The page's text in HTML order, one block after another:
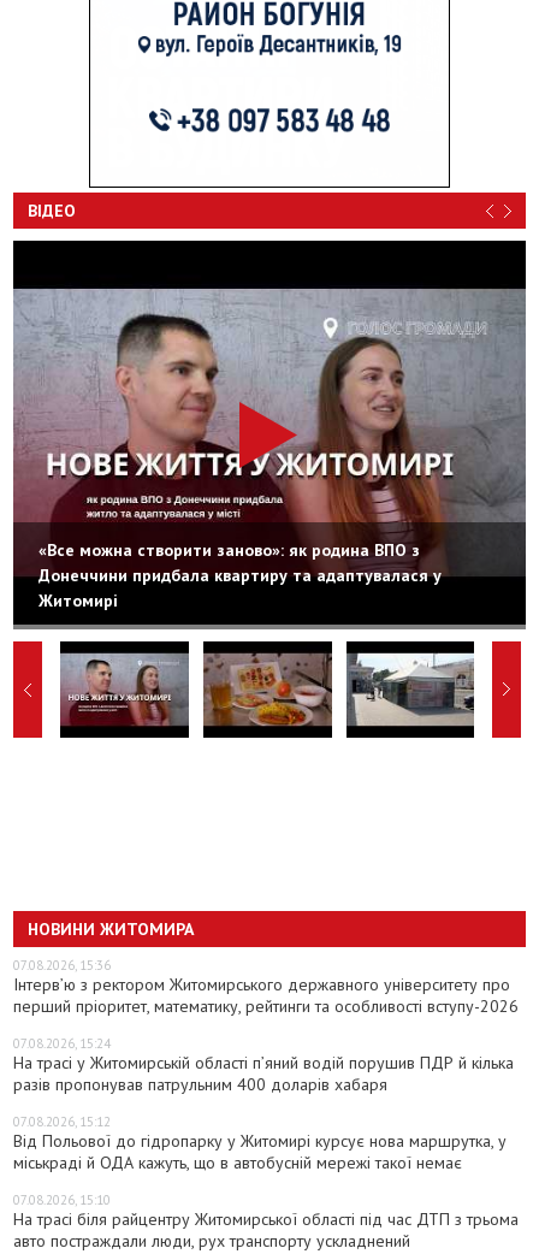
ВІДЕО
«Все можна створити заново»: як родина ВПО з
Донеччини придбала квартиру та адаптувалася у
Житомирі
НОВИНИ ЖИТОМИРА
07.08.2026, 15:36
Інтерв’ю з ректором Житомирського державного університету про
перший пріоритет, математику, рейтинги та особливості вступу-2026
07.08.2026, 15:24
На трасі у Житомирській області п’яний водій порушив ПДР й кілька
разів пропонував патрульним 400 доларів хабаря
07.08.2026, 15:12
Від Польової до гідропарку у Житомирі курсує нова маршрутка, у
міськраді й ОДА кажуть, що в автобусній мережі такої немає
07.08.2026, 15:10
На трасі біля райцентру Житомирської області під час ДТП з трьома
авто постраждали люди, рух транспорту ускладнений